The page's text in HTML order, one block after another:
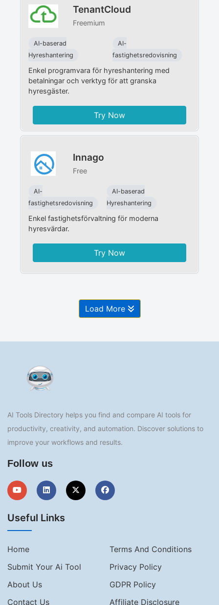
TenantCloud
Freemium
AI-baserad
Hyreshantering
AI-
fastighetsredovisning
Enkel programvara för hyreshantering med
betalningar och verktyg för att granska
hyresgäster.
Try Now
Innago
Free
AI-
fastighetsredovisning
AI-baserad
Hyreshantering
Enkel fastighetsförvaltning för moderna
hyresvärdar.
Try Now
Load More
AI Tools Directory helps you find and compare AI tools for
productivity, creativity, and automation. Discover solutions to
improve your workflows and results.
Follow us
Useful Links
Home
Terms And Conditions
Submit Your Ai Tool
Privacy Policy
About Us
GDPR Policy
Contact Us
Affiliate Disclosure